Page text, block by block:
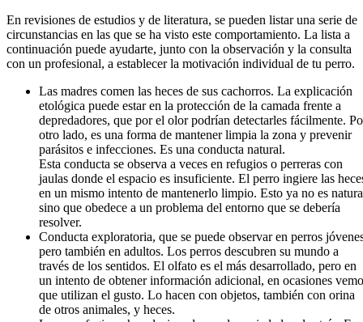
En revisiones de estudios y de literatura, se pueden listar una serie de
circunstancias en las que se ha visto este comportamiento. La lista a
continuación puede ayudarte, junto con la observación y la consulta
con un profesional, a establecer la motivación individual de tu perro.
Las madres comen las heces de sus cachorros. La explicación
etológica puede estar en la protección de la camada frente a
depredadores, que por el olor podrían detectarles fácilmente.
otro lado, es una forma de mantener limpia la zona y prevenir
parásitos e infecciones. Es una conducta natural.
Esta conducta se observa a veces en refugios o perreras con
jaulas donde el espacio es insuficiente. El perro ingiere las
en un mismo intento de mantenerlo limpio. Esto ya no es
sino que obedece a un problema del entorno que se debería
resolver.
Conducta exploratoria, que se puede observar en perros
pero también en adultos. Los perros descubren su mundo a
través de los sentidos. El olfato es el más desarrollado, pero en
un intento de obtener información adicional, en ocasiones
que utilizan el gusto. Lo hacen con objetos, también con orina
de otros animales, y heces.